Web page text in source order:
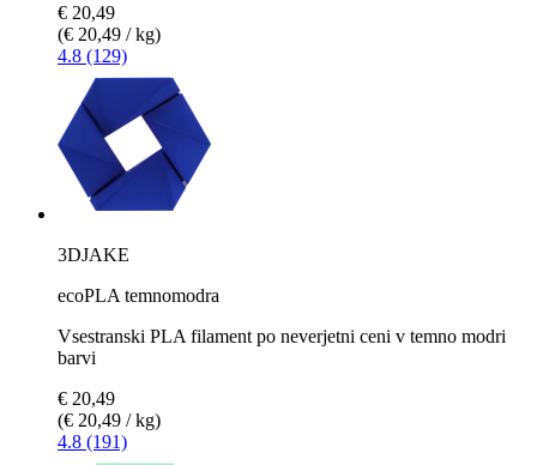
€ 20,49
(€ 20,49 / kg)
4.8 (129)
3DJAKE
ecoPLA temnomodra
Vsestranski PLA filament po neverjetni ceni v temno modri
barvi
€ 20,49
(€ 20,49 / kg)
4.8 (191)